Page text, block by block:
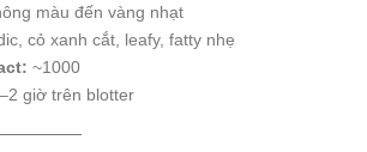
màu đến vàng nhạt
cỏ xanh cắt, leafy, fatty nhẹ
~1000
giờ trên blotter